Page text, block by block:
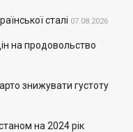
сталі 07.08.2026
на продовольство
знижувати густоту
на 2024 рік